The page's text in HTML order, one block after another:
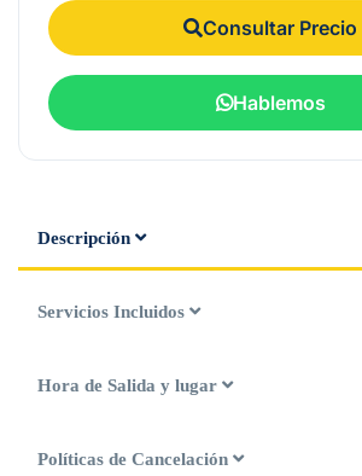
Consultar Precio
Hablemos
Descripción
Servicios Incluidos
Hora de Salida y lugar
Políticas de Cancelación